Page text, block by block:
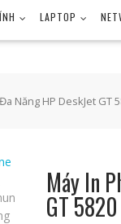
LAPTOP
Năng HP DeskJet GT
Máy In
GT